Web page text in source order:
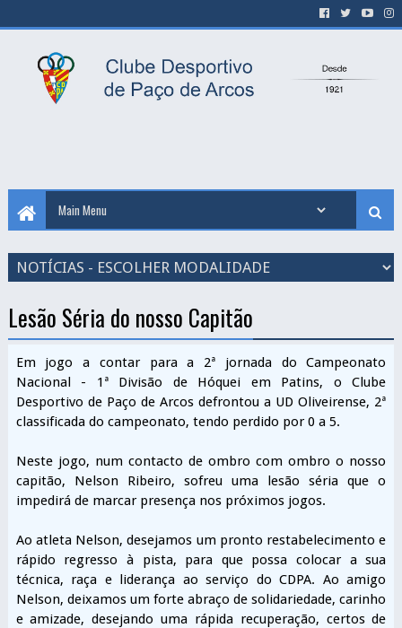
Lesão Séria do nosso Capitão
Em jogo a contar para a 2ª jornada do Campeonato
Nacional - 1ª Divisão de Hóquei em Patins, o Clube
Desportivo de Paço de Arcos defrontou a UD Oliveirense, 2ª
classificada do campeonato, tendo perdido por 0 a 5.
Neste jogo, num contacto de ombro com ombro o nosso
capitão, Nelson Ribeiro, sofreu uma lesão séria que o
impedirá de marcar presença nos próximos jogos.
Ao atleta Nelson, desejamos um pronto restabelecimento e
rápido regresso à pista, para que possa colocar a sua
técnica, raça e liderança ao serviço do CDPA. Ao amigo
Nelson, deixamos um forte abraço de solidariedade, carinho
e amizade, desejando uma rápida recuperação, certos de